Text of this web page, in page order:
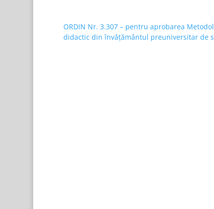
ORDIN Nr. 3.307 – pentru aprobarea
didactic din învățământul preuniversitar de